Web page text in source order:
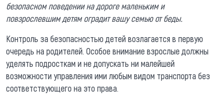
безопасном поведении на дороге маленьким и
повзрослевшим детям оградит вашу семью от беды.
Контроль за безопасностью детей возлагается в первую
очередь на родителей. Особое внимание взрослые должны
уделять подросткам и не допускать ни малейшей
возможности управления ими любым видом транспорта без
соответствующего на это права.